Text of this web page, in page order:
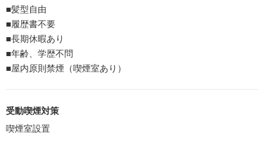
■髪型自由
■履歴書不要
■長期休暇あり
■年齢、学歴不問
■屋内原則禁煙（喫煙室あり）
受動喫煙対策
喫煙室設置